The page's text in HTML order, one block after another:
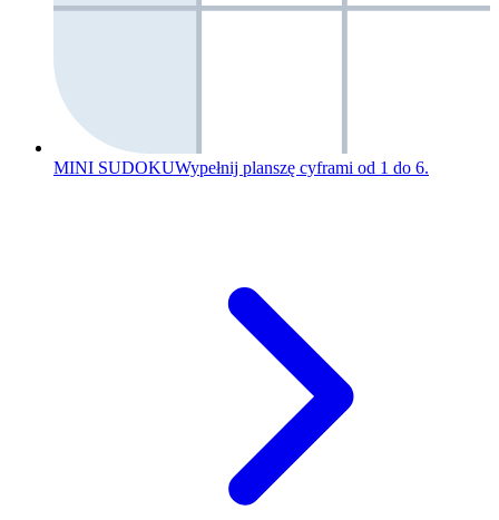
MINI SUDOKUWypełnij planszę cyframi od 1 do 6.